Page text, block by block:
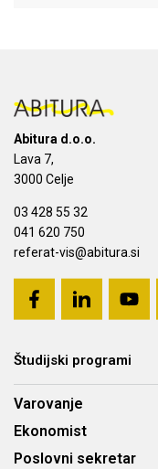
Abitura d.o.o.
Lava 7,
3000 Celje
03 428 55 32
041 620 750
referat-vis@abitura.si
Študijski programi
Varovanje
Ekonomist
Poslovni sekretar